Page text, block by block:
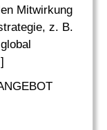
Mitwirkung
z. B.